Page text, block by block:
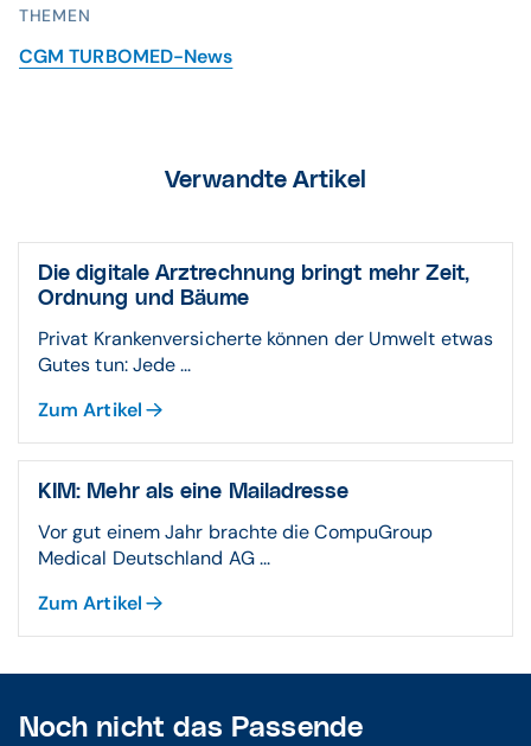
THEMEN
CGM TURBOMED-News
Verwandte Artikel
Die digitale Arztrechnung bringt mehr Zeit,
Ordnung und Bäume
Privat Krankenversicherte können der Umwelt etwas
Gutes tun: Jede ...
Zum Artikel
KIM: Mehr als eine Mailadresse
Vor gut einem Jahr brachte die CompuGroup
Medical Deutschland AG ...
Zum Artikel
Noch nicht das Passende